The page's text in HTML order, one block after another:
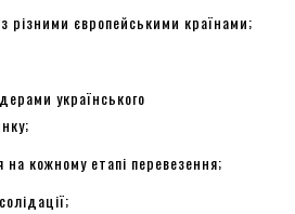
різними європейськими країнами;
українського
кожному етапі перевезення;